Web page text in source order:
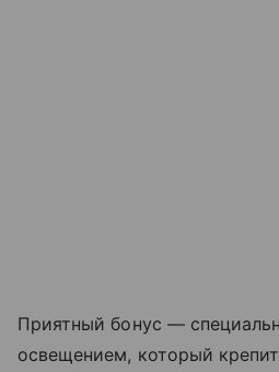
Приятный бонус —
освещением, который